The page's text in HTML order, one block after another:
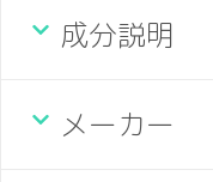
成分説明
メーカー